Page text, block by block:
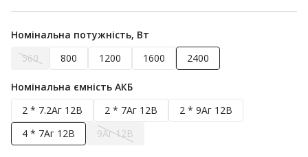
Номінальна потужність, Вт
560
800 1200 1600 2400
Номінальна ємність АКБ
2 * 7.2Аг 12В
2 * 7Аг 12В
2 * 9Аг 12В
4 * 7Аг 12В
9Аг 12В